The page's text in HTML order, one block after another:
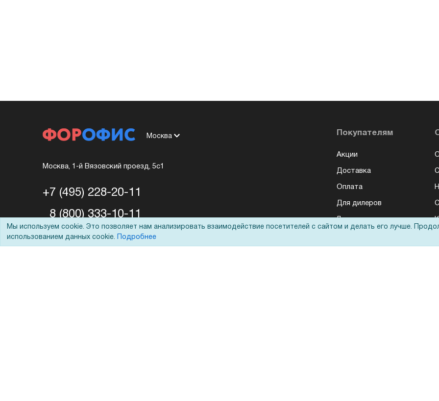
Москва
Москва, 1-й Вязовский проезд, 5с1
+7 (495) 228-20-11
8 (800) 333-10-11
shop@foroffice.ru
Покупателям
Акции
Доставка
Оплата
Для дилеров
Лизинг
Мы используем cookie. Это позволяет нам анализировать взаимодействие посетителей с сайтом и делать его лучше.
использованием данных cookie.
Подробнее